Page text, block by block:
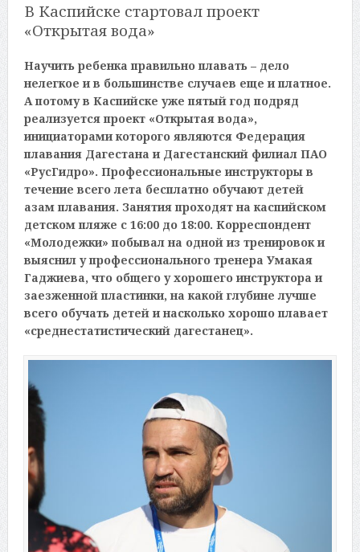
В Каспийске стартовал проект
«Открытая вода»
Научить ребенка правильно плавать – дело
нелегкое и в большинстве случаев еще и платное.
А потому в Каспийске уже пятый год подряд
реализуется проект «Открытая вода»,
инициаторами которого являются Федерация
плавания Дагестана и Дагестанский филиал ПАО
«РусГидро». Профессиональные инструкторы в
течение всего лета бесплатно обучают детей
азам плавания. Занятия проходят на каспийском
детском пляже с 16:00 до 18:00. Корреспондент
«Молодежки» побывал на одной из тренировок и
выяснил у профессионального тренера Умакая
Гаджиева, что общего у хорошего инструктора и
заезженной пластинки, на какой глубине лучше
всего обучать детей и насколько хорошо плавает
«среднестатистический дагестанец».